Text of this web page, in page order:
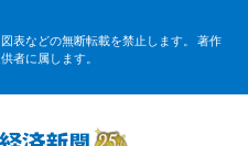
表などの無断転載を禁止します。 著作
者に属します。